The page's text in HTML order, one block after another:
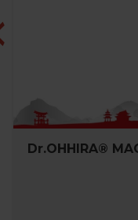
Dr.OHHIRA®